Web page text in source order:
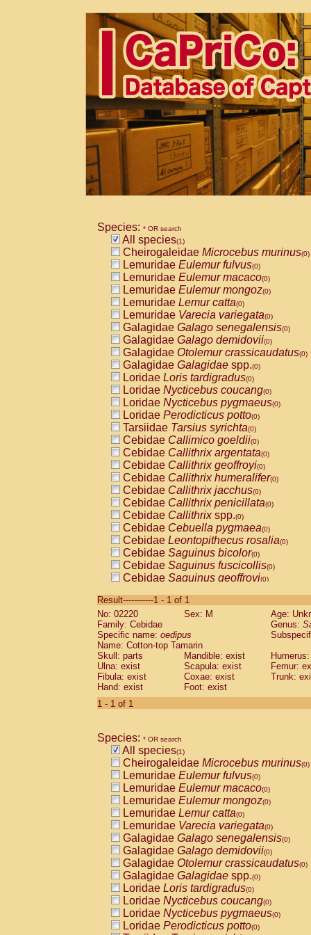
Species: * OR search
All species(1)
Cheirogaleidae Microcebus murinus(0)
Lemuridae Eulemur fulvus(0)
Lemuridae Eulemur macaco(0)
Lemuridae Eulemur mongoz(0)
Lemuridae Lemur catta(0)
Lemuridae Varecia variegata(0)
Galagidae Galago senegalensis(0)
Galagidae Galago demidovii(0)
Galagidae Otolemur crassicaudatus(0)
Galagidae Galagidae spp.(0)
Loridae Loris tardigradus(0)
Loridae Nycticebus coucang(0)
Loridae Nycticebus pygmaeus(0)
Loridae Perodicticus potto(0)
Tarsiidae Tarsius syrichta(0)
Cebidae Callimico goeldii(0)
Cebidae Callithrix argentata(0)
Cebidae Callithrix geoffroyi(0)
Cebidae Callithrix humeralifer(0)
Cebidae Callithrix jacchus(0)
Cebidae Callithrix penicillata(0)
Cebidae Callithrixspp.(0)
Cebidae Cebuella pygmaea(0)
Cebidae Leontopithecus rosalia(0)
Cebidae Saguinus bicolor(0)
Cebidae Saguinus fuscicollis(0)
Cebidae Saguinus geoffroyi(0)
CebidaeSaguinus labiatus(0)
Cebidae Saguinus leucopus (0)
Cebidae
CebidaeSaguinus mystax
Cebidae Saguinus nigricollis (0)
Cebidae Saguinus oedipus
Cebidae Saguinus weddelli
Cebidae Saguinusspp.
Cebidae
CebidaeCebus capucinus
CebidaeCebus nigrivittatus
CebidaeCebus spp.(0)
CebidaeSaimiri boliviensis(0)
CebidaeSaimiri sciureus(0)
AtelidaeAlouatta caraya(0)
AtelidaeAlouatta fusca(0)
AtelidaeAlouatta seniculus(0)
AtelidaeAlouattaspp.(0)
AtelidaeAteles belzebuth(0)
AtelidaeAteles geoffroyi(0)
AtelidaeAteles paniscus(0)
AtelidaeAtelesspp.(0)
AtelidaeLagothrix lagothricha(0)
AtelidaeLagothrix lagothricha cana
PitheciidaeCacajao calvus
Result-----------1 - 1 of 1
No: 02220
Sex: M
Age:
Family: Cebidae
Genus:
Specific name: oedipus
Name: Cotton-top Tamarin
Skull: parts
Mandible: exist
Ulna: exist
Scapula: exist
Femur:
Fibula: exist
Coxae: exist
Trunk:
Hand: exist
Foot: exist
1 - 1 of 1
Species: * OR search
All species(1)
Cheirogaleidae Microcebus murinus(0)
Lemuridae Eulemur fulvus(0)
Lemuridae Eulemur macaco(0)
Lemuridae Eulemur mongoz(0)
Lemuridae Lemur catta(0)
Lemuridae Varecia variegata(0)
Galagidae Galago senegalensis(0)
Galagidae Galago demidovii(0)
Galagidae Otolemur crassicaudatus(0)
Galagidae Galagidae spp.(0)
Loridae Loris tardigradus(0)
Loridae Nycticebus coucang(0)
Loridae Nycticebus pygmaeus(0)
Loridae Perodicticus potto(0)